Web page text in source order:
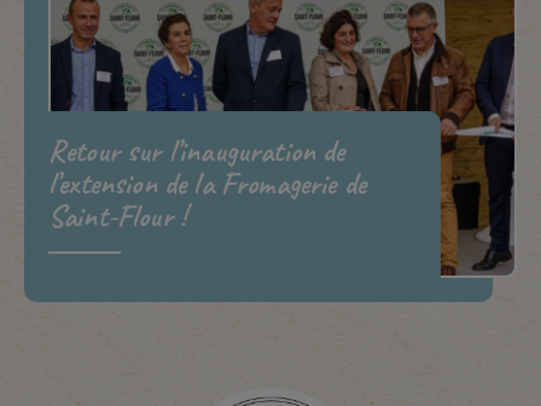
Retour sur l’inauguration de
l’extension de la Fromagerie de
Saint-Flour !